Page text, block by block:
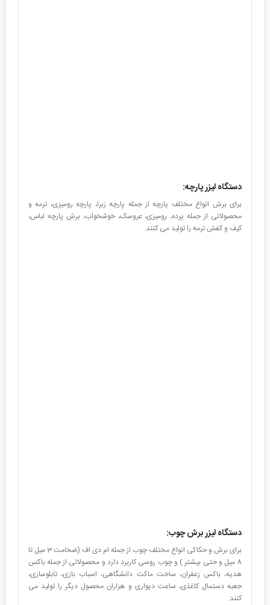
دستگاه لیزر پارچه:
برای برش انواع مختلف پارچه از جمله پارچه زبرا، پارچه رومیزی، ترمه و
محصولاتی از جمله پرده، رومیزی، عروسک، خوشخواب، برش پارچه لباس،
کیف و کفش ترمه را تولید می کنند.
دستگاه لیزر برش چوب:
برای برش و حکاکی انواع مختلف چوب از جمله ام دی اف (ضخامت 3 میل تا
8 میل و حتی بیشتر ) و چوب روسی کاربرد دارد و محصولاتی از جمله باکس
هدیه، باکس زعفران، ساخت ماکت دانشگاهی، اسباب بازی، تابلوسازی،
جعبه دستمال کاغذی، ساعت دیواری و هزاران محصول دیگر را تولید می
کنند.